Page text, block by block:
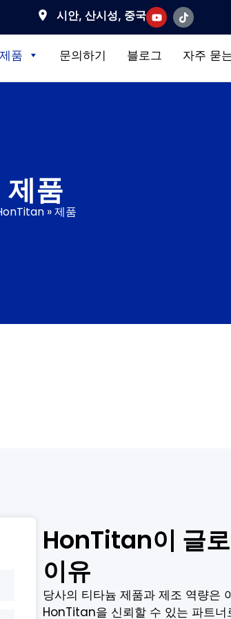
시안, 산시성, 중국
제품 문의하기 블로그 자주 묻
제품
»제품
HonTitan이 글
이유
당사의 티타늄 제품과 제조 역량은
HonTitan을 신뢰할 수 있는 파트너